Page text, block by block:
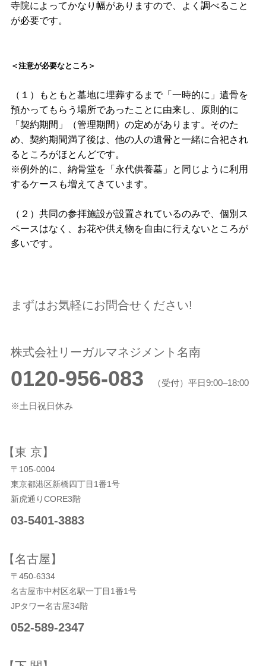
寺院によってかなり幅がありますので、よく調べること
が必要です。
＜注意が必要なところ＞
（１）もともと墓地に埋葬するまで「一時的に」遺骨を
預かってもらう場所であったことに由来し、原則的に
「契約期間」（管理期間）の定めがあります。そのた
め、契約期間満了後は、他の人の遺骨と一緒に合祀され
るところがほとんどです。
※例外的に、納骨堂を「永代供養墓」と同じように利用
するケースも増えてきています。
（２）共同の参拝施設が設置されているのみで、個別ス
ペースはなく、お花や供え物を自由に行えないところが
多いです。
まずはお気軽にお問合せください!
株式会社リーガルマネジメント名南
0120-956-083 （受付）平日9:00–18:00
※土日祝日休み
【東 京】
〒105-0004
東京都港区新橋四丁目1番1号
新虎通りCORE3階
03-5401-3883
【名古屋】
〒450-6334
名古屋市中村区名駅一丁目1番1号
JPタワー名古屋34階
052-589-2347